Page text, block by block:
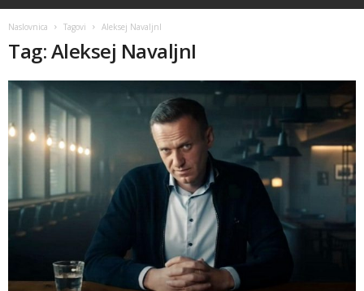
Naslovnica Tagovi Aleksej NavaljnI
Tag: Aleksej NavaljnI